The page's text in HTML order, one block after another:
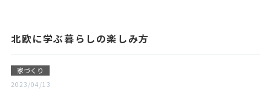
北欧に学ぶ暮らしの楽しみ方
家づくり
2023/04/13